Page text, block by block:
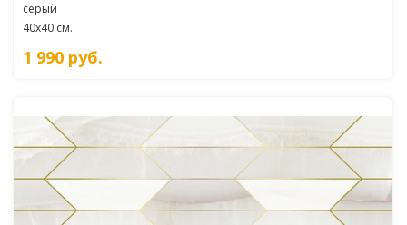
серый
40x40 см.
1 990 руб.